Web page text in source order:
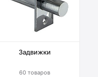
Задвижки
60 товаров